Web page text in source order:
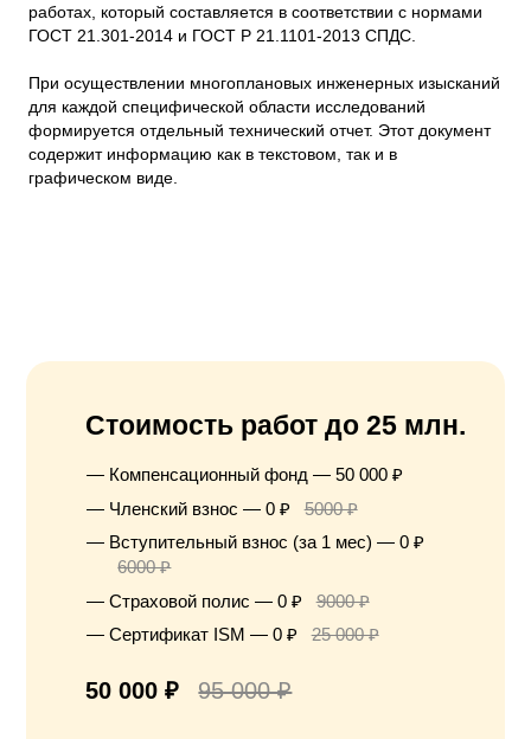
работах, который составляется в соответствии с нормами
ГОСТ 21.301-2014 и ГОСТ Р 21.1101-2013 СПДС.
При осуществлении многоплановых инженерных изысканий
для каждой специфической области исследований
формируется отдельный технический отчет. Этот документ
содержит информацию как в текстовом, так и в
графическом виде.
Стоимость работ до 25 млн.
Компенсационный фонд — 50 000 ₽
Членский взнос — 0 ₽
5000 ₽
Вступительный взнос (за 1 мес) — 0 ₽
6000 ₽
Страховой полис — 0 ₽
9000 ₽
Сертификат ISM — 0 ₽
25 000 ₽
50 000 ₽ 95 000 ₽